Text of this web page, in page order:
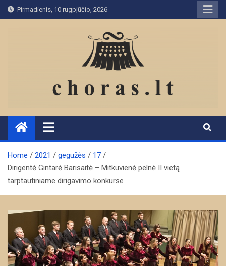
Skip
to
Pirmadienis, 10 rugpjūčio, 2026
Home 2021 gegužės
17
Dirigentė Gintarė Barisaitė – Mitkuvienė pelnė II vietą
tarptautiniame dirigavimo konkurse